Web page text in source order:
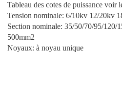
Tableau des cotes de puissance voir
Tension nominale: 6/10kv 12/20kv
Section nominale: 35/50/70/95/120/
500mm2
Noyaux: à noyau unique